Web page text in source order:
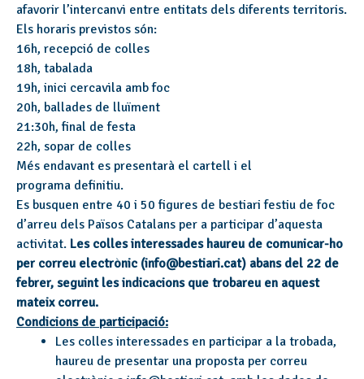
afavorir l’intercanvi entre entitats dels diferents territoris.
Els horaris previstos són:
16h, recepció de colles
18h, tabalada
19h, inici cercavila amb foc
20h, ballades de lluïment
21:30h, final de festa
22h, sopar de colles
Més endavant es presentarà el cartell i el
programa definitiu.
Es busquen entre 40 i 50 figures de bestiari festiu de foc
d’arreu dels Països Catalans per a participar d’aquesta
activitat. Les colles interessades haureu de comunicar-ho
per correu electrònic (info@bestiari.cat) abans del 22 de
febrer, seguint les indicacions que trobareu en aquest
mateix correu.
Condicions de participació:
Les colles interessades en participar a la trobada,
haureu de presentar una proposta per correu